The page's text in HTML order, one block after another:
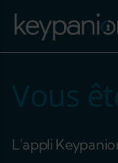
Aller au contenu
Vous
L'appli